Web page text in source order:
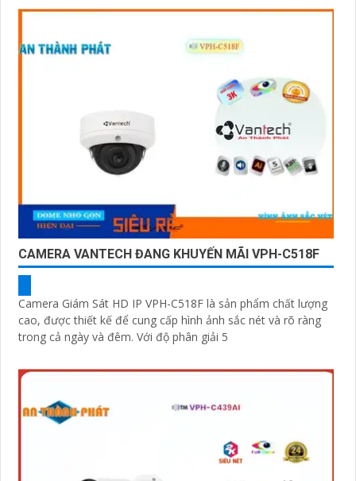
CAMERA VANTECH ĐANG KHUYẾN MÃI VPH-C518F
Camera Giám Sát HD IP VPH-C518F là sản phẩm chất lượng
cao, được thiết kế để cung cấp hình ảnh sắc nét và rõ ràng
trong cả ngày và đêm. Với độ phân giải 5